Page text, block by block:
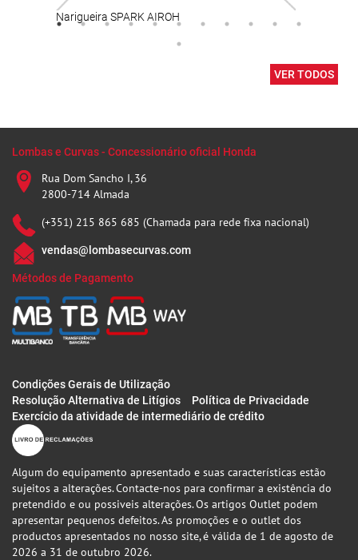
Narigueira SPARK AIROH
VER TODOS
Lombas e Curvas - Concessionário oficial Honda
Rua Dom Sancho I, 36
2800-714 Almada
(+351) 215 865 685 (Chamada para rede fixa nacional)
vendas@lombasecurvas.com
Métodos de Pagamento
Condições Gerais de Utilização
Resolução Alternativa de Litígios
Política de Privacidade
Exercício da atividade de intermediário de crédito
Algum do equipamento apresentado e suas características estão
sujeitos a alterações. Contacte-nos para confirmar a existência do
pretendido e ou possiveis alterações. Os artigos Outlet podem
apresentar pequenos defeitos. As promoções e o outlet dos
productos apresentados no nosso site, é válida de 1 de agosto de
2026 a 31 de outubro 2026.